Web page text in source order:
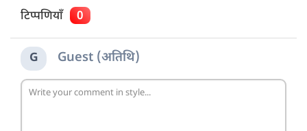
टिप्पणियाँ 0
G Guest (अतिथि)